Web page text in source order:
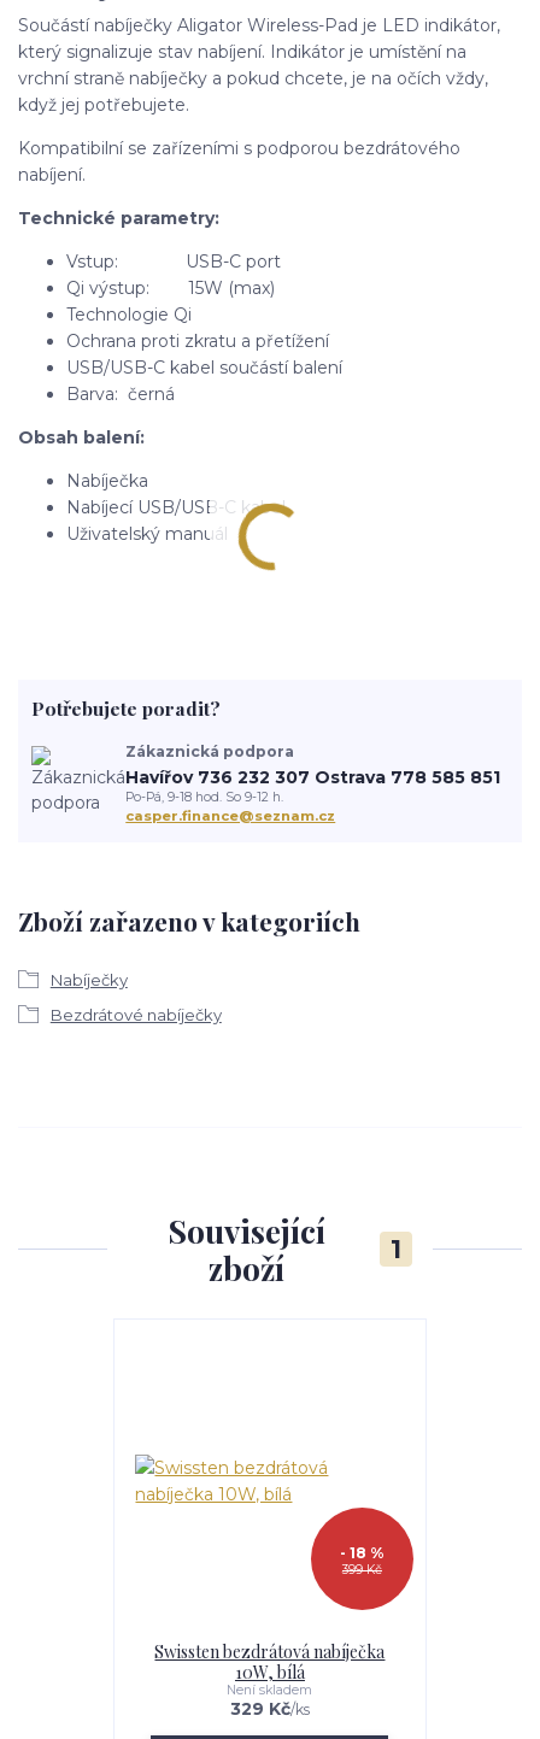
Součástí nabíječky Aligator Wireless-Pad je LED indikátor,
který signalizuje stav nabíjení. Indikátor je umístění na
vrchní straně nabíječky a pokud chcete, je na očích vždy,
když jej potřebujete.
Kompatibilní se zařízeními s podporou bezdrátového
nabíjení.
Technické parametry:
Vstup: USB-C port
Qi výstup: 15W (max)
Technologie Qi
Ochrana proti zkratu a přetížení
USB/USB-C kabel součástí balení
Barva: černá
Obsah balení:
Nabíječka
Nabíjecí USB/USB-C kabel
Uživatelský manuál
Zboží zařazeno v kategoriích
Nabíječky
Bezdrátové nabíječky
Potřebujete poradit?
Zákaznická podpora
Havířov 736 232 307 Ostrava 778 585 851
Po-Pá, 9-18 hod. So 9-12 h.
casper.finance@seznam.cz
Související
zboží
1
399 Kč
- 18 %
Swissten bezdrátová nabíječka
10W, bílá
329 Kč/ks
Není skladem